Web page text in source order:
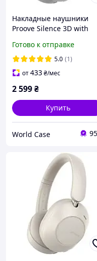
Накладные наушники
Proove Silence 3D with
Готово к отправке
5.0 (1)
от433₴/мес
2 599₴
Купить
World Case